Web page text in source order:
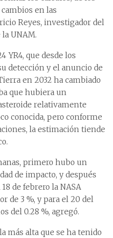
en las
Reyes, investigador del
UNAM.
YR4, que desde los
detección y el anuncio de
en 2032 ha cambiado
que hubiera un
relativamente
conocida, pero conforme
la estimación tiende
primero hubo un
de impacto, y después
de febrero la NASA
de 3 %, y para el 20 del
del 0.28 %, agregó.
más alta que se ha tenido